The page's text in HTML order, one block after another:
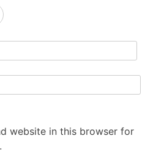
website in this browser for